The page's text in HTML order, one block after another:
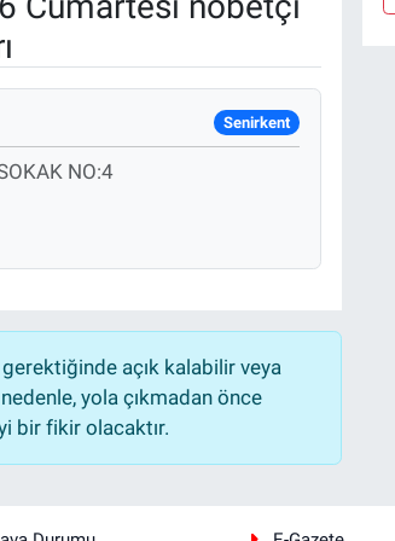
Senirkent
NO:4
açık kalabilir veya
yola çıkmadan önce
bir fikir olacaktır.